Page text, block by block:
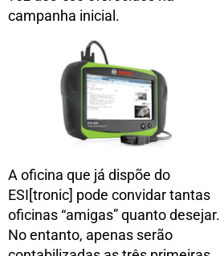
campanha inicial.
A oficina que já dispõe do
ESI[tronic] pode convidar tantas
oficinas “amigas” quanto desejar.
No entanto, apenas serão